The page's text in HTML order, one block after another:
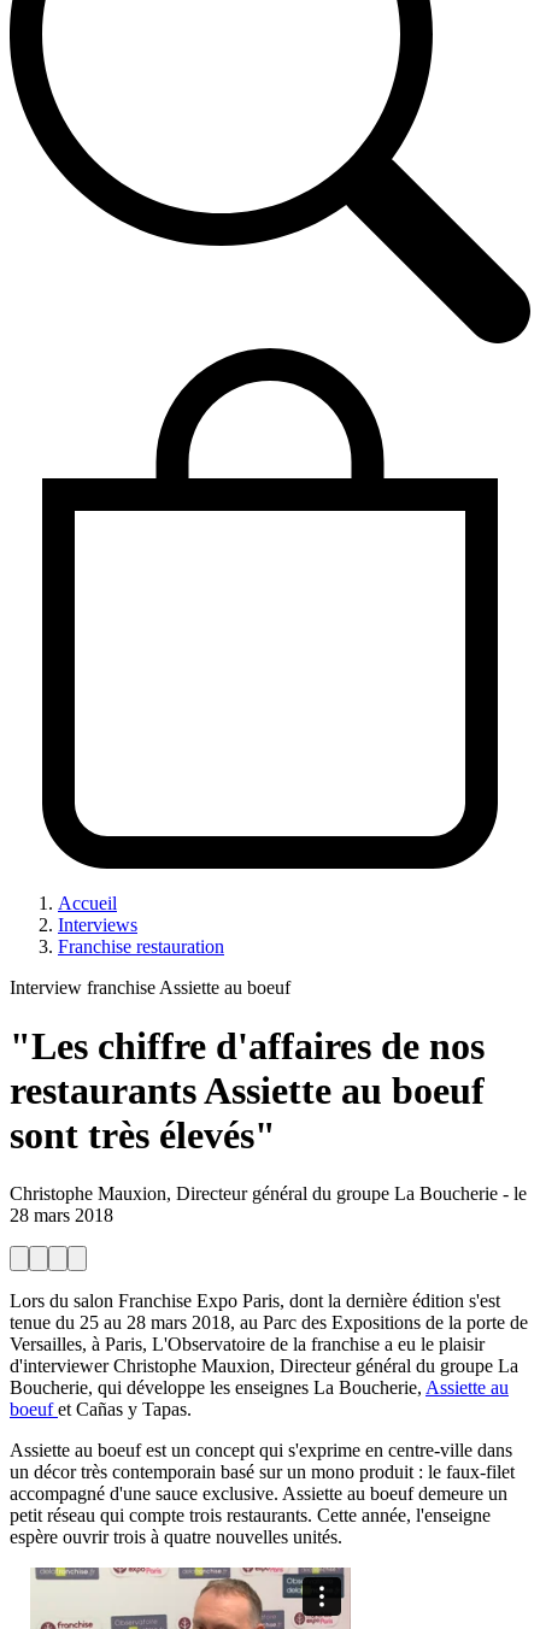
Accueil
Interviews
Franchise restauration
Interview franchise Assiette au boeuf
"Les chiffre d'affaires de nos
restaurants Assiette au boeuf
sont très élevés"
Christophe Mauxion, Directeur général du groupe La Boucherie - le
28 mars 2018
Lors du salon Franchise Expo Paris, dont la dernière édition s'est
tenue du 25 au 28 mars 2018, au Parc des Expositions de la porte de
Versailles, à Paris, L'Observatoire de la franchise a eu le plaisir
d'interviewer Christophe Mauxion, Directeur général du groupe La
Boucherie, qui développe les enseignes La Boucherie, Assiette au
boeufet Cañas y Tapas.
Assiette au boeuf est un concept qui s'exprime en centre-ville dans
un décor très contemporain basé sur un mono produit : le faux-filet
accompagné d'une sauce exclusive. Assiette au boeuf demeure un
petit réseau qui compte trois restaurants. Cette année, l'enseigne
espère ouvrir trois à quatre nouvelles unités.